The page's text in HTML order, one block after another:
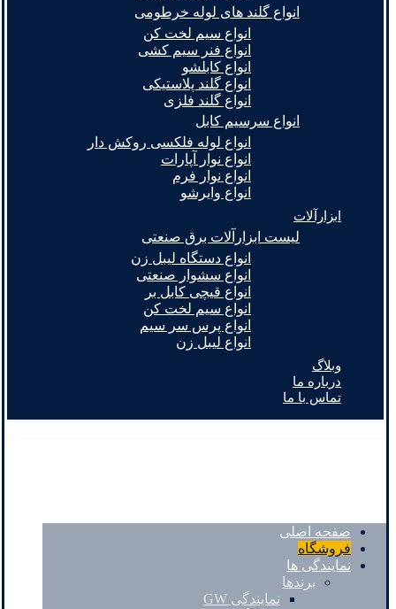
انواع گلند های لوله خرطومی
انواع سیم لخت کن
انواع فنر سیم کشی
انواع کابلشو
انواع گلند پلاستیکی
انواع گلند فلزی
انواع سرسیم کابل
انواع لوله فلکسی روکش دار
انواع نوار آپارات
انواع نوار فرم
انواع وایرشو
ابزارآلات
لیست ابزارآلات برق صنعتی
انواع دستگاه لیبل زن
انواع سشوار صنعتی
انواع قیچی کابل بر
انواع سیم لخت کن
انواع پرس سر سیم
انواع لیبل زن
وبلاگ
درباره ما
تماس با ما
صفحه اصلی
فروشگاه
نمایندگی ها
برندها
نمایندگی GW